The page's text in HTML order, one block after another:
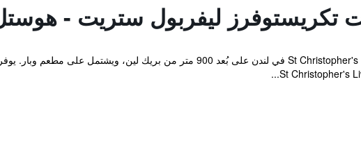
تكريستوفرز ليفربول ستريت -